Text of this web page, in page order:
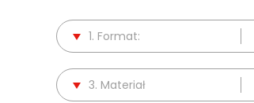
1. Format:
3. Materiał